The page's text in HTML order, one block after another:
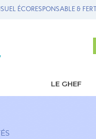
MÉCANIQUE
LE GHEF